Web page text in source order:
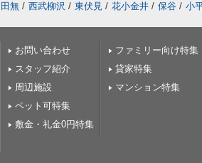
田無 / 西武柳沢 / 東伏見 / 花小金井 / 保谷 / 小
お問い合わせ
スタッフ紹介
周辺施設
ペット可特集
敷金・礼金0円特集
ファミリー向け特集
貸家特集
マンション特集